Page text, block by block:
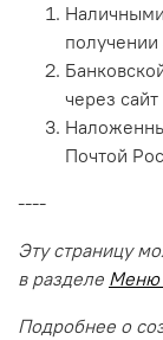
получении
через
Почтой
----
Эту страницу
в разделе Меню
Подробнее о